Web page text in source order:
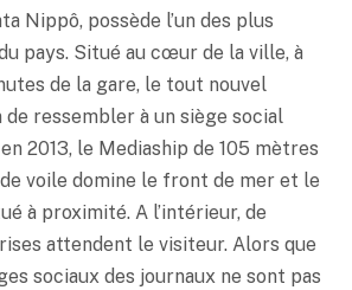
Nippô, possède l’un des plus
pays. Situé au cœur de la ville, à
de la gare, le tout nouvel
ressembler à un siège social
2013, le Mediaship de 105 mètres
voile domine le front de mer et le
à proximité. A l’intérieur, de
attendent le visiteur. Alors que
sociaux des journaux ne sont pas